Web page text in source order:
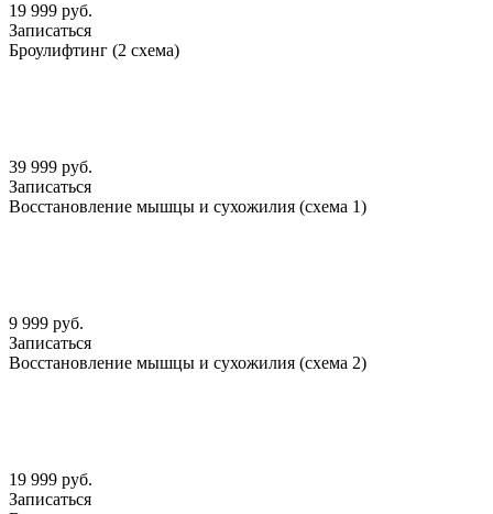
19 999 руб.
Записаться
Броулифтинг (2 схема)
39 999 руб.
Записаться
Восстановление мышцы и сухожилия (схема 1)
9 999 руб.
Записаться
Восстановление мышцы и сухожилия (схема 2)
19 999 руб.
Записаться